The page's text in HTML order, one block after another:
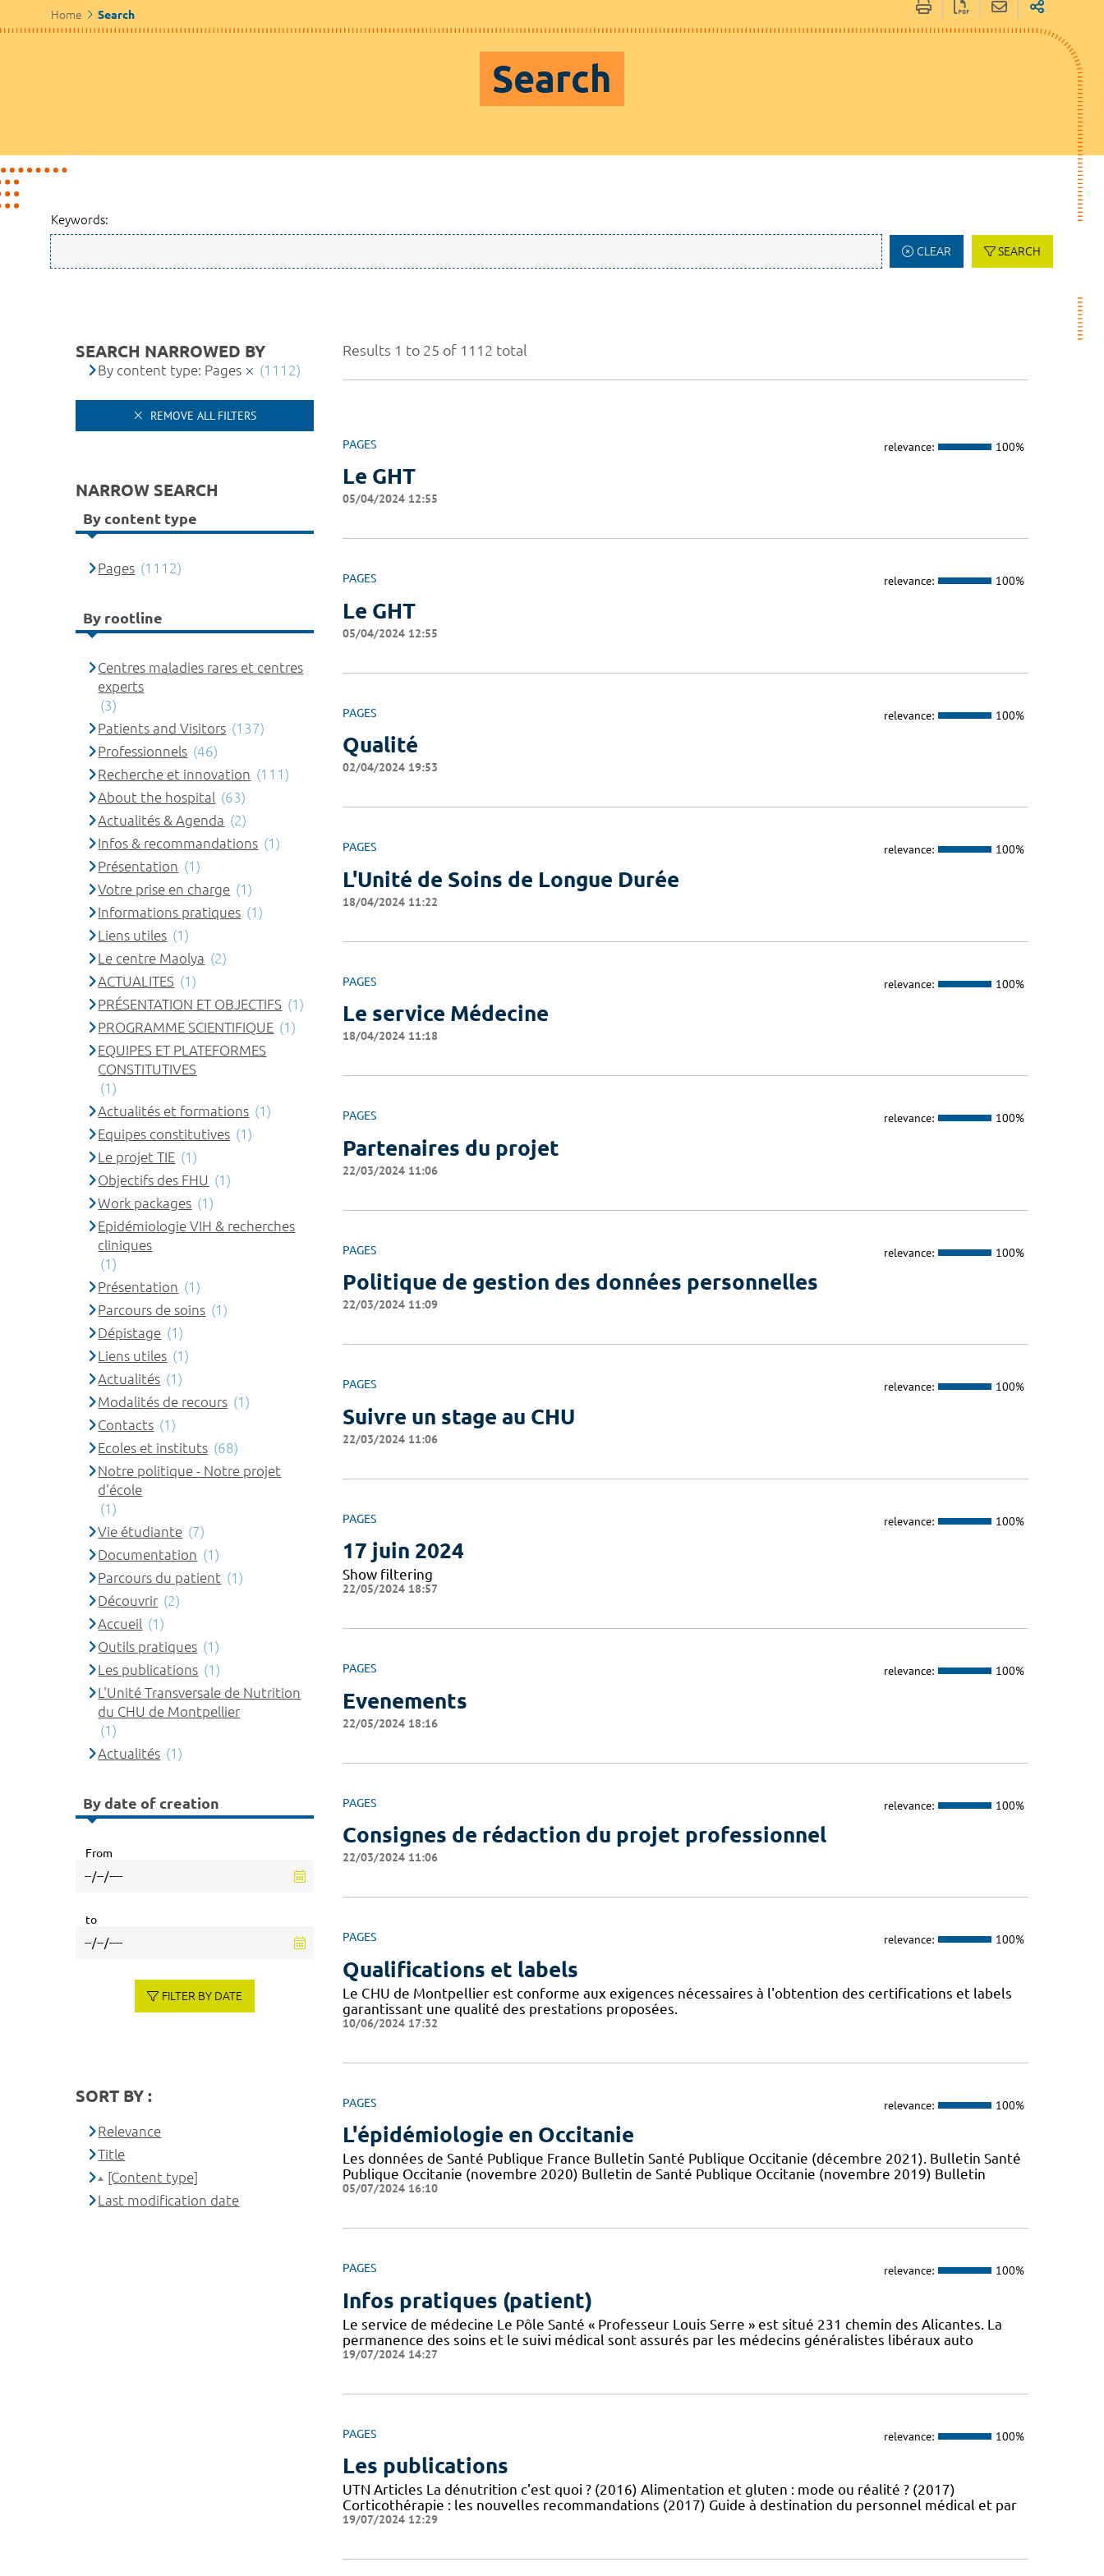
Home Search
Search
Keywords:
CLEAR SEARCH
Results 1 to 25 of 1112 total
PAGES relevance: 100%
Le GHT
05/04/2024 12:55
PAGES relevance: 100%
Le GHT
05/04/2024 12:55
PAGES relevance: 100%
Qualité
02/04/2024 19:53
PAGES relevance: 100%
L'Unité de Soins de Longue Durée
18/04/2024 11:22
PAGES relevance: 100%
Le service Médecine
18/04/2024 11:18
PAGES relevance: 100%
Partenaires du projet
22/03/2024 11:06
PAGES relevance: 100%
Politique de gestion des données personnelles
22/03/2024 11:09
PAGES relevance: 100%
Suivre un stage au CHU
22/03/2024 11:06
PAGES relevance: 100%
17 juin 2024
Show filtering
22/05/2024 18:57
PAGES relevance: 100%
Evenements
22/05/2024 18:16
PAGES relevance: 100%
Consignes de rédaction du projet professionnel
22/03/2024 11:06
PAGES relevance: 100%
Qualifications et labels
Le CHU de Montpellier est conforme aux exigences nécessaires à l'obtention des certifications et labels
garantissant une qualité des prestations proposées.
10/06/2024 17:32
PAGES relevance: 100%
L'épidémiologie en Occitanie
Les données de Santé Publique France Bulletin Santé Publique Occitanie (décembre 2021). Bulletin Santé
Publique Occitanie (novembre 2020) Bulletin de Santé Publique Occitanie (novembre 2019) Bulletin
05/07/2024 16:10
PAGES relevance: 100%
Infos pratiques (patient)
Le service de médecine Le Pôle Santé « Professeur Louis Serre » est situé 231 chemin des Alicantes. La
permanence des soins et le suivi médical sont assurés par les médecins généralistes libéraux auto
19/07/2024 14:27
PAGES relevance: 100%
Les publications
UTN Articles La dénutrition c'est quoi ? (2016) Alimentation et gluten : mode ou réalité ? (2017)
Corticothérapie : les nouvelles recommandations (2017) Guide à destination du personnel médical et par
19/07/2024 12:29
SEARCH NARROWED BY
By content type: Pages (1112)
REMOVE ALL FILTERS
NARROW SEARCH
By content type
Pages (1112)
By rootline
Centres maladies rares et centres
experts
(3)
Patients and Visitors (137)
Professionnels (46)
Recherche et innovation (111)
About the hospital (63)
Actualités & Agenda (2)
Infos & recommandations (1)
Présentation (1)
Votre prise en charge (1)
Informations pratiques (1)
Liens utiles (1)
Le centre Maolya (2)
ACTUALITES (1)
PRÉSENTATION ET OBJECTIFS (1)
PROGRAMME SCIENTIFIQUE (1)
EQUIPES ET PLATEFORMES
CONSTITUTIVES
(1)
Actualités et formations (1)
Equipes constitutives (1)
Le projet TIE (1)
Objectifs des FHU (1)
Work packages (1)
Epidémiologie VIH & recherches
cliniques
(1)
Présentation (1)
Parcours de soins (1)
Dépistage (1)
Liens utiles (1)
Actualités (1)
Modalités de recours (1)
Contacts (1)
Ecoles et instituts (68)
Notre politique - Notre projet
d'école
(1)
Vie étudiante (7)
Documentation (1)
Parcours du patient (1)
Découvrir (2)
Accueil (1)
Outils pratiques (1)
Les publications (1)
L'Unité Transversale de Nutrition
du CHU de Montpellier
(1)
Actualités (1)
By date of creation
From
to
FILTER BY DATE
SORT BY :
Relevance
Title
[Content type]
Last modification date